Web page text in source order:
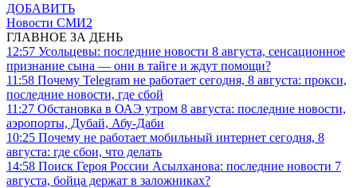
ДОБАВИТЬ
Новости СМИ2
ГЛАВНОЕ ЗА ДЕНЬ
12:57 Усольцевы: последние новости 8 августа, сенсационное
признание сына — они в тайге и ждут помощи?
11:58 Почему Telegram не работает сегодня, 8 августа: прокси,
последние новости, где сбой
11:27 Обстановка в ОАЭ утром 8 августа: последние новости,
аэропорты, Дубай, Абу-Даби
10:25 Почему не работает мобильный интернет сегодня, 8
августа: где сбои, что делать
14:58 Поиск Героя России Асылханова: последние новости 7
августа, бойца держат в заложниках?